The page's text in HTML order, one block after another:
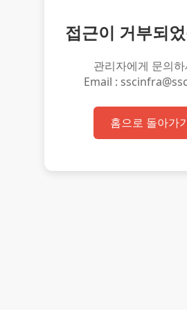
접근이 거부되
관리자에게 문의
Email :
홈으로 돌아가